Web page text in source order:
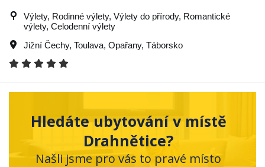
Výlety, Rodinné výlety, Výlety do přírody, Romantické
výlety, Celodenní výlety
Jižní Čechy, Toulava, Opařany, Táborsko
Hledáte ubytování v místě
Drahnětice?
Našli jsme pro vás to pravé místo